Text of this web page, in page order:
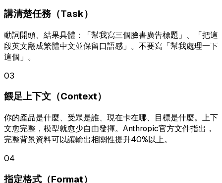
講清楚任務（Task）
動詞開頭、結果具體：「幫我寫三個臉書廣告標題」、「把這
段英文翻成繁體中文並保留口語感」。不要寫「幫我處理一下
這個」。
03
餵足上下文（Context）
你的產品是什麼、受眾是誰、現在卡在哪、目標是什麼。上下
文愈完整，模型就愈少自由發揮。Anthropic官方文件指出，
完整背景資料可以讓輸出相關性提升40%以上。
04
指定格式（Format）